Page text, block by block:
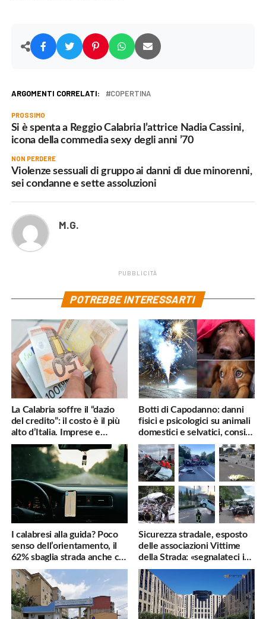
ARGOMENTI CORRELATI: COPERTINA
PROSSIMO
Si è spenta a Reggio Calabria l’attrice Nadia Cassini,
icona della commedia sexy degli anni ’70
NON PERDERE
Violenze sessuali di gruppo ai danni di due minorenni,
sei condanne e sette assoluzioni
M.G.
PUBBLICITÀ
POTREBBE INTERESSARTI
La Calabria soffre il “dazio
del credito”: il costo è il più
alto d’Italia. Imprese e
famiglie penalizzate
Botti di Capodanno: danni
fisici e psicologici su animali
domestici e selvatici, consigli
utili
I calabresi alla guida? Poco
senso dell’orientamento, il
62% sbaglia strada anche col
navigatore
Sicurezza stradale, esposto
delle associazioni Vittime
della Strada: «segnalateci i
pericoli, interverremo
subito»